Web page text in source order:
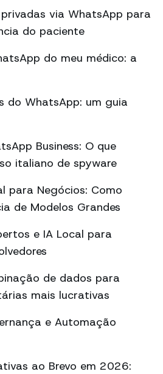
via WhatsApp para
do paciente
do meu médico: a
do WhatsApp: um guia
Business: O que
italiano de spyware
para Negócios: Como
de Modelos Grandes
e IA Local para
de dados para
mais lucrativas
e Automação
ao Brevo em 2026: